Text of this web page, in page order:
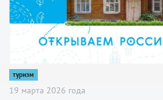
туризм
19 марта 2026 года